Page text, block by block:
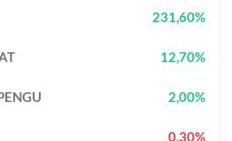
231,60%
12,70%
2,00%
0,30%